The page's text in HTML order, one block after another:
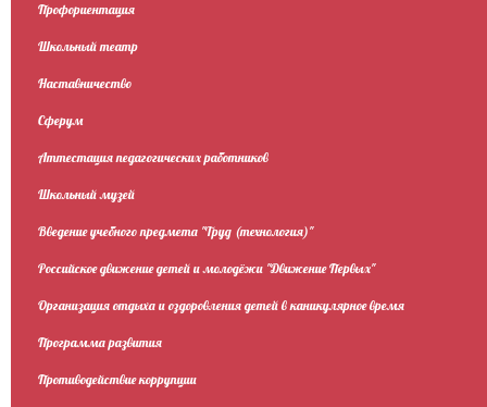
Профориентация
Школьный театр
Наставничество
Сферум
Аттестация педагогических работников
Школьный музей
Введение учебного предмета "Труд (технология)"
Российское движение детей и молодёжи "Движение Первых"
Организация отдыха и оздоровления детей в каникулярное время
Программа развития
Противодействие коррупции